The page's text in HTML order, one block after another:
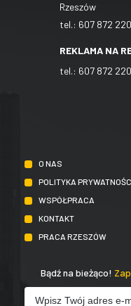
Rzeszów
tel.: 607 872 220
REKLAMA NA
tel.: 607 872 220
O NAS
POLITYKA
WSPÓŁPRACA
KONTAKT
PRACA RZESZÓW
Bądź na bieżąco!